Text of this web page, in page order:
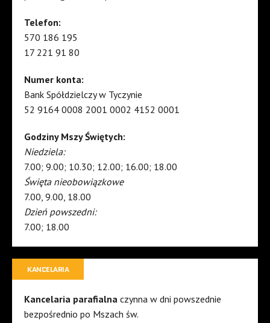
Telefon:
570 186 195
17 221 91 80
Numer konta:
Bank Spółdzielczy w Tyczynie
52 9164 0008 2001 0002 4152 0001
Godziny Mszy Świętych:
Niedziela:
7.00; 9.00; 10.30; 12.00; 16.00; 18.00
Święta nieobowiązkowe
7.00, 9.00, 18.00
Dzień powszedni:
7.00; 18.00
KANCELARIA
Kancelaria parafialna czynna w dni powszednie
bezpośrednio po Mszach św.